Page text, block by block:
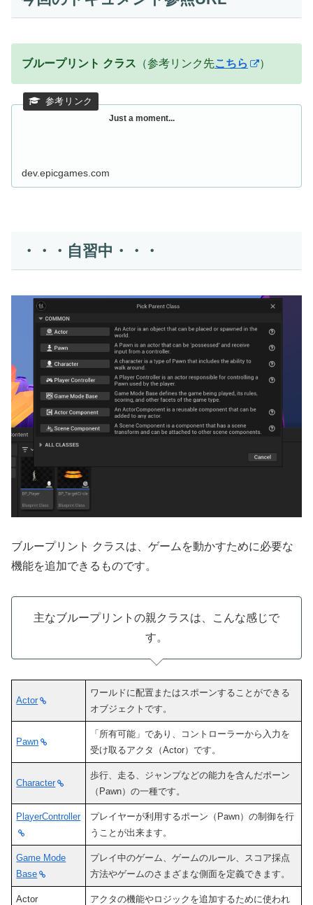
ブループリント クラス （参考リンク先こちら ）
Just a moment...
dev.epicgames.com
・・・自習中・・・
ブループリント クラスは、ゲームを動かすために必要な
機能を追加できるものです。
主なブループリントの親クラスは、こんな感じで
す。
Actor
ワールドに配置またはスポーンすることができる
オブジェクトです。
Pawn
「所有可能」であり、コントローラーから入力を
受け取るアクタ（Actor）です。
Character
歩行、走る、ジャンプなどの能力を含んだポーン
（Pawn）の一種です。
PlayerController
プレイヤーが利用するポーン（Pawn）の制御を行
うことが出来ます。
Game Mode
Base
プレイ中のゲーム、ゲームのルール、スコア採点
方法やゲームのさまざまな側面を定義できます。
Actor
アクタの機能やロジックを追加するために使われ